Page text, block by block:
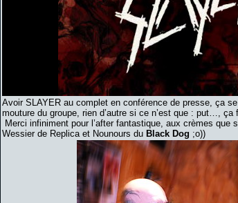
Avoir SLAYER au complet en conférence de presse, ça
mouture du groupe, rien d’autre si ce n’est que : put…, ça
Merci infiniment pour l’after fantastique, aux crèmes
Wessier de Replica et Nounours du Black Dog ;o))